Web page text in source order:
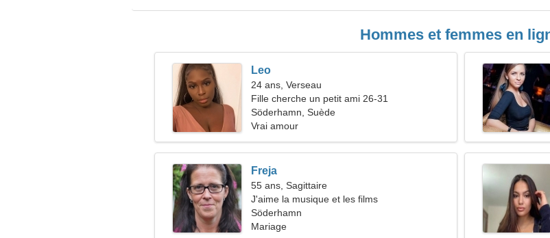
Hommes et femmes en
Leo
24 ans, Verseau
Fille cherche un petit ami 26-31
Söderhamn, Suède
Vrai amour
Freja
55 ans, Sagittaire
J'aime la musique et les films
Söderhamn
Mariage